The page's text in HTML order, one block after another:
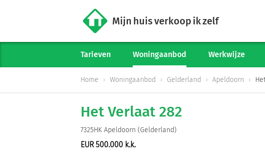
Mijn huis verkoop ik zelf
Tarieven Woningaanbod Werkwijze
Home Woningaanbod Gelderland Apeldoorn
Het Verlaat 282
7325HK Apeldoorn (Gelderland)
EUR 500.000 k.k.